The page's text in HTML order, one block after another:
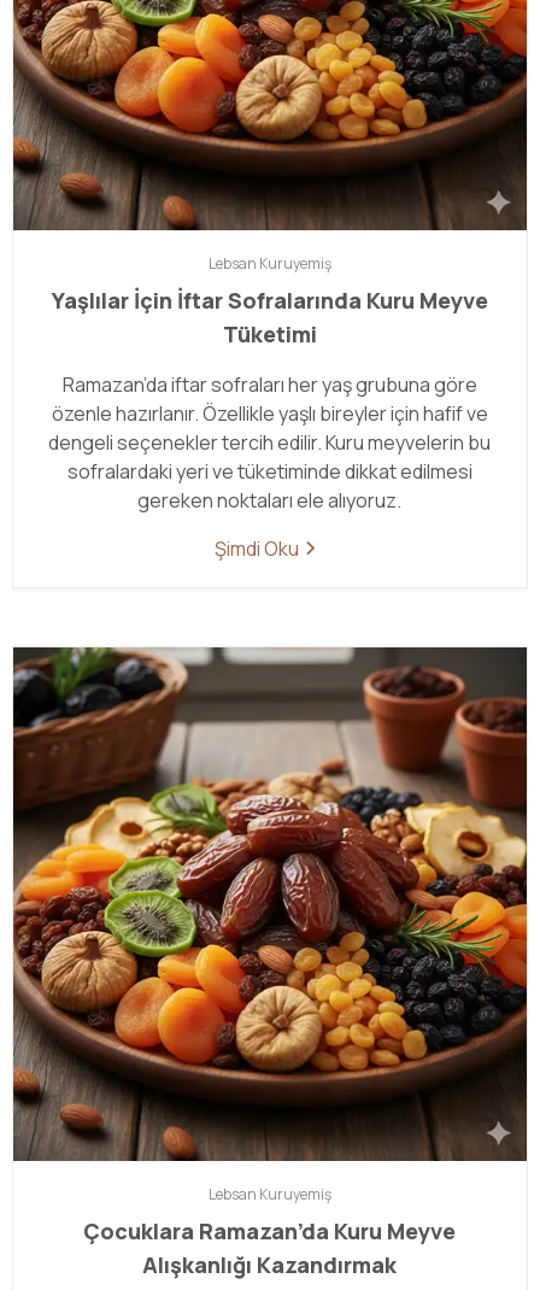
Lebsan Kuruyemiş
Yaşlılar İçin İftar Sofralarında Kuru Meyve
Tüketimi
Ramazan’da iftar sofraları her yaş grubuna göre
özenle hazırlanır. Özellikle yaşlı bireyler için hafif ve
dengeli seçenekler tercih edilir. Kuru meyvelerin bu
sofralardaki yeri ve tüketiminde dikkat edilmesi
gereken noktaları ele alıyoruz.
Şimdi Oku
Lebsan Kuruyemiş
Çocuklara Ramazan’da Kuru Meyve
Alışkanlığı Kazandırmak